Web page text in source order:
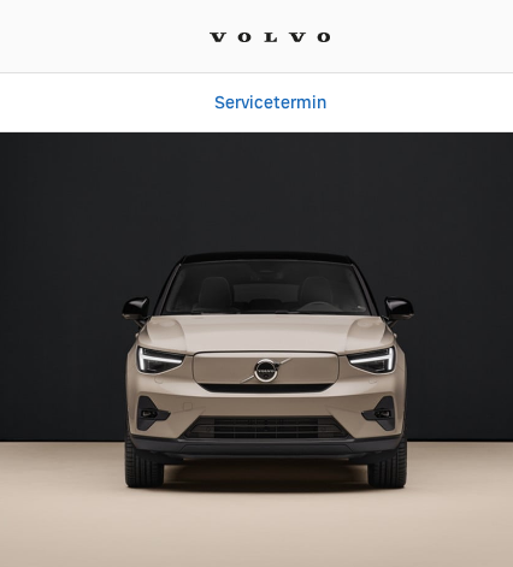
Servicetermin